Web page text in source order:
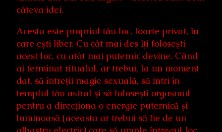
câteva idei.
Acesta este propriul tău loc, foarte privat, în
care eşti liber. Cu cât mai des îţi foloseşti
acest loc, cu atât mai puternic devine. Când
ai terminat ritualul, ar trebui, la un moment
dat, să întreții magie sexuală, să intri în
templul tău astral şi să foloseşti orgasmul
pentru a direcţiona o energie puternică şi
luminoasă (aceasta ar trebui să fie de un